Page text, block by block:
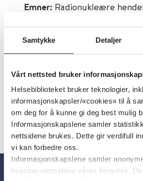
Samtykke Detaljer
Vårt nettsted bruker
Helsebiblioteket bruker teknologier,
informasjonskapsler/«cookies» til å
om deg for å kunne gi deg best mulig
Informasjonskapslene samler
nettsidene brukes. Dette gir verdifull
vi kan forbedre oss.
Informasjonskapslene samler
hvordan nettsidene våres benyttes.
Emner: Radionukleære
Dokumenttype:
Utgiver:
Centers for
Prevention (CDC)
Språk:Norsk